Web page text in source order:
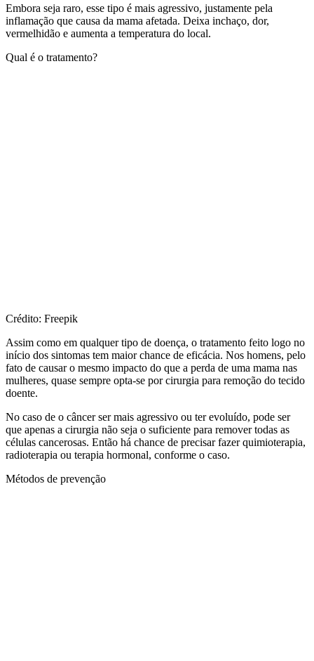
Embora seja raro, esse tipo é mais agressivo, justamente pela
inflamação que causa da mama afetada. Deixa inchaço, dor,
vermelhidão e aumenta a temperatura do local.
Qual é o tratamento?
Crédito: Freepik
Assim como em qualquer tipo de doença, o tratamento feito logo no
início dos sintomas tem maior chance de eficácia. Nos homens, pelo
fato de causar o mesmo impacto do que a perda de uma mama nas
mulheres, quase sempre opta-se por cirurgia para remoção do tecido
doente.
No caso de o câncer ser mais agressivo ou ter evoluído, pode ser
que apenas a cirurgia não seja o suficiente para remover todas as
células cancerosas. Então há chance de precisar fazer quimioterapia,
radioterapia ou terapia hormonal, conforme o caso.
Métodos de prevenção